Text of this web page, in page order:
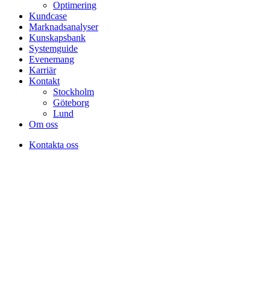
Optimering
Kundcase
Marknadsanalyser
Kunskapsbank
Systemguide
Evenemang
Karriär
Kontakt
Stockholm
Göteborg
Lund
Om oss
Kontakta oss